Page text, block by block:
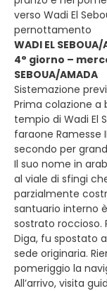
verso Wadi El
pernottamento
WADI EL
4° giorno –
SEBOUA/AMADA
Sistemazione
Prima colazione a
tempio di Wadi El
faraone Ramesse
secondo per
Il suo nome in
al viale di sfingi
parzialmente
santuario interno
sostrato roccioso.
Diga, fu spostato
sede originaria.
pomeriggio la
All’arrivo, visita